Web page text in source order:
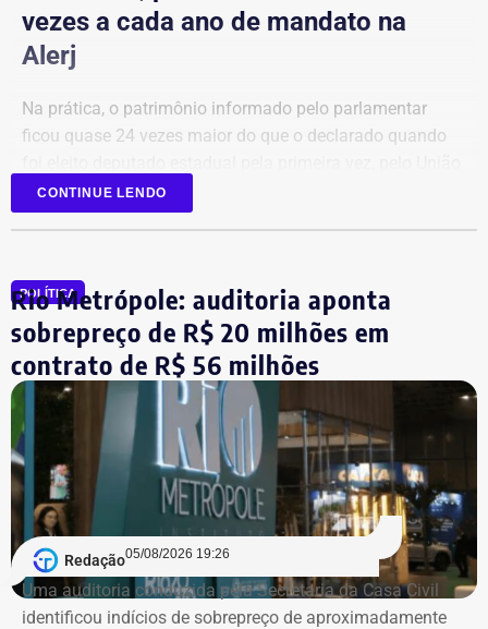
vezes a cada ano de mandato na
Alerj
Na prática, o patrimônio informado pelo parlamentar
ficou quase 24 vezes maior do que o declarado quando
Brasil.
Agora candidato à reeleição na Assembleia Legislativa do
Rio (Alerj) pelo PSD, Cozzolino declarou mais de R$ 610
mil em bens. Entre os itens informados à Justiça Eleitoral
estão dois registros classificados genericamente como
“outros bens e direitos”, nos valores de R$ 95.985,48 e R$
97.555,75.
As declarações de bens são prestadas pelos próprios
candidatos à Justiça Eleitoral e podem considerar os
valores históricos de aquisição dos bens, e não
necessariamente seus preços de mercado.
CONTINUE LENDO
POLÍTICA
Rio Metrópole: auditoria aponta
sobrepreço de R$ 20 milhões em
contrato de R$ 56 milhões
Redação05/08/2026 19:26
Uma auditoria conduzida pela Secretaria da Casa Civil
identificou indícios de sobrepreço de aproximadamente